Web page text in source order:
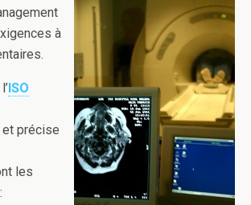
à
ISO
et précise
les